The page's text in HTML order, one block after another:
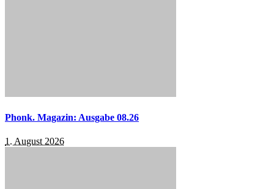
Phonk. Magazin: Ausgabe 08.26
1. August 2026